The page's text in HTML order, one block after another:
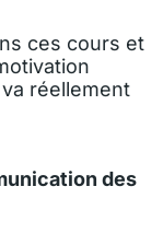
ces cours et
réellement
des